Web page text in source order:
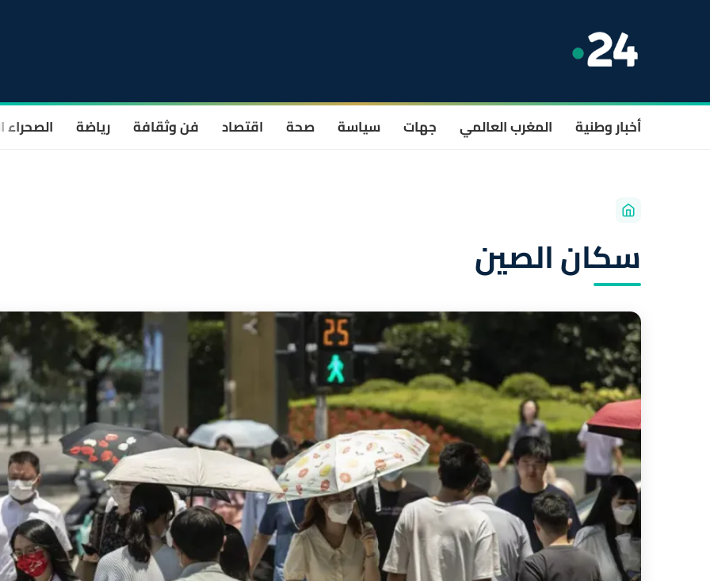
أخبار وطنية المغرب العالمي جهات سياسة صحة اقتصاد فن وثقافة رياضة الصحراء
سكان الصين